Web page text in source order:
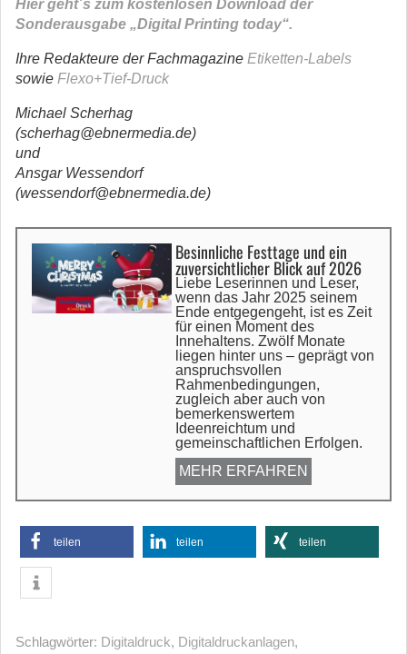
Hier geht´s zum kostenlosen Download der
Sonderausgabe „Digital Printing today“.
Ihre Redakteure der Fachmagazine Etiketten-Labels
sowie Flexo+Tief-Druck
Michael Scherhag
(scherhag@ebnermedia.de)
und
Ansgar Wessendorf
(wessendorf@ebnermedia.de)
Besinnliche Festtage und ein
zuversichtlicher Blick auf 2026
Liebe Leserinnen und Leser,
wenn das Jahr 2025 seinem
Ende entgegengeht, ist es Zeit
für einen Moment des
Innehaltens. Zwölf Monate
liegen hinter uns – geprägt von
anspruchsvollen
Rahmenbedingungen,
zugleich aber auch von
bemerkenswertem
Ideenreichtum und
gemeinschaftlichen Erfolgen.
MEHR ERFAHREN
teilen teilen teilen
Schlagwörter: Digitaldruck, Digitaldruckanlagen,